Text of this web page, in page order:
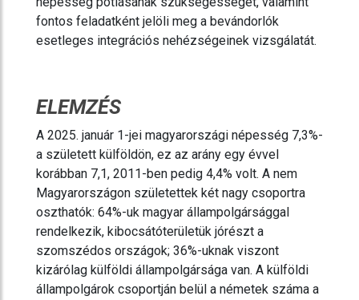
fontos feladatként jelöli meg a bevándorlók
esetleges integrációs nehézségeinek vizsgálatát.
ELEMZÉS
A 2025. január 1-jei magyarországi népesség 7,3%-
a született külföldön, ez az arány egy évvel
korábban 7,1, 2011-ben pedig 4,4% volt. A nem
Magyarországon születettek két nagy csoportra
oszthatók: 64%-uk magyar állampolgársággal
rendelkezik, kibocsátóterületük jórészt a
szomszédos országok; 36%-uknak viszont
kizárólag külföldi állampolgársága van. A külföldi
állampolgárok csoportján belül a németek száma a